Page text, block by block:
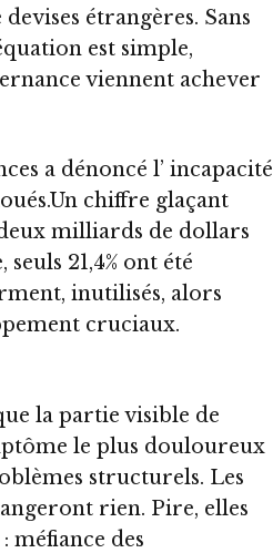
étrangères. Sans
est simple,
viennent achever
a dénoncé l’ incapacité
chiffre glaçant
milliards de dollars
21,4% ont été
inutilisés, alors
cruciaux.
la partie visible de
le plus douloureux
structurels. Les
rien. Pire, elles
méfiance des